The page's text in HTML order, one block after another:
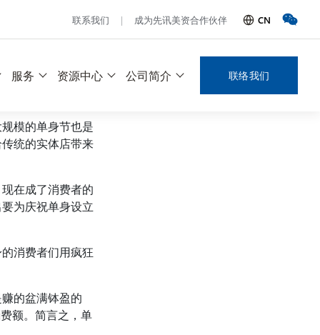
联系我们 成为先讯美资合作伙伴 CN
服务 资源中心 公司简介 联络我们
模的单身节也是
统的实体店带来
在成了消费者的
为庆祝单身设立
消费者们用疯狂
的盆满钵盈的
额。简言之，单